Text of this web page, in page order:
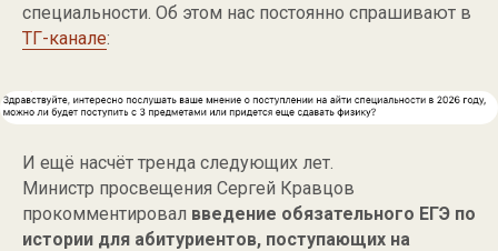
специальности. Об этом нас постоянно спрашивают в
ТГ-канале:
И ещё насчёт тренда следующих лет.
Министр просвещения Сергей Кравцов
прокомментировал введение обязательного ЕГЭ по
истории для абитуриентов, поступающих на